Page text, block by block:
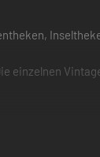
einzelnen